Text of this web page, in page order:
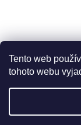
Tento web
tohoto webu